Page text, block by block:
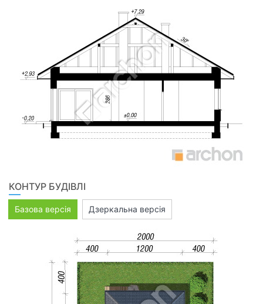
КОНТУР БУДІВЛІ
Базова версія Дзеркальна версія